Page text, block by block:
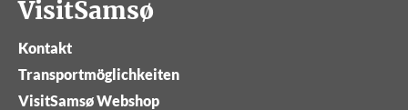
VisitSamsø
Kontakt
Transportmöglichkeiten
VisitSamsø Webshop